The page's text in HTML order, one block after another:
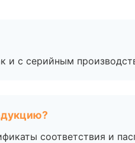
и с серийным
соответствия и